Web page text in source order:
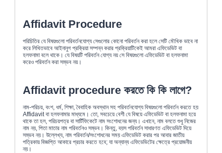
Affidavit Procedure
পরিচিতির যে বিষয়গুলো পরিবর্তনযোগ্য সেগুলোর কোনো পরিবর্তন করা হলে সেটি মৌখিক ভাবে না
করে লিখিতভাবে আইনানুগ প্রক্রিয়া সম্পন্ন করার প্রক্রিয়াটিকেই আমরা এফিডেভিট বা
হলফনামা বলে থাকে। যে বিষয়টি পরিবর্তন যোগ্য নয় সে বিষয়গুলো এফিডেভিট বা হলফনামা
করেও পরিবর্তন করা সম্ভব নয়।
Affidavit procedure করতে কি কি লাগে?
নাম-পরিচয়, বংশ, ধর্ম, শিক্ষা, বৈবাহিক অবস্থান সহ পরিবর্তনযোগ্য বিষয়গুলো পরিবর্তন করতে হয়
Affidavit বা হলফনামার মাধ্যমে। তো, সবচেয়ে বেশী যে বিষয়ে এফিডেভিট বা হলফনামা হয়ে
থাকে তা হল, পরিচয়পত্র বা সার্টিফিকেটে নাম সংশোধনের জন্য। এখানে, নাম বলতে শুধু নিজের
নাম নয়, পিতা মাতার নাম পরিবর্তনও সম্ভব। কিন্তু, বয়স পরিবর্তন সাধারণত এফিডেভিট দিয়ে
সম্ভব নয়। উল্লেখ্য, নাম পরিবর্তন/সংশোধনের সময় এফিডেভিট করার পর আবার জাতীয়
পত্রিকায় বিজ্ঞপ্তি আকারে প্রচার করতে হবে; যা অন্যান্য এফিডেভিটের ক্ষেত্রে প্রয়োজনীয়
নয়।